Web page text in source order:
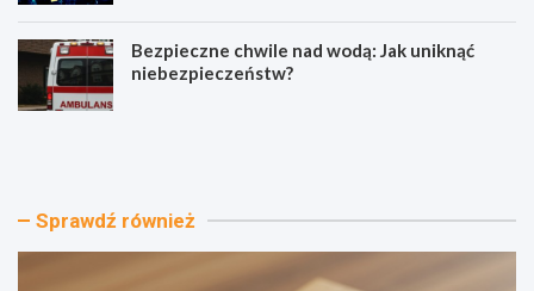
Bezpieczne chwile nad wodą: Jak uniknąć
niebezpieczeństw?
P
r
G
z Sprawdź również